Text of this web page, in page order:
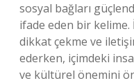
sosyal bağları
ifade eden bir
dikkat çekme ve
ederken, içimdeki
ve kültürel önemini